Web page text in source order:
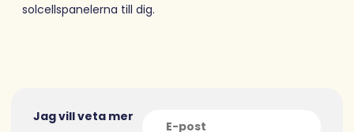
solcellspanelerna till dig.
Jag vill veta mer